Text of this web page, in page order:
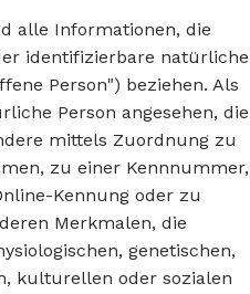
alle Informationen, die
identifizierbare natürliche
Person") beziehen. Als
Person angesehen, die
mittels Zuordnung zu
zu einer Kennnummer,
Kennung oder zu
Merkmalen, die
genetischen,
kulturellen oder sozialen